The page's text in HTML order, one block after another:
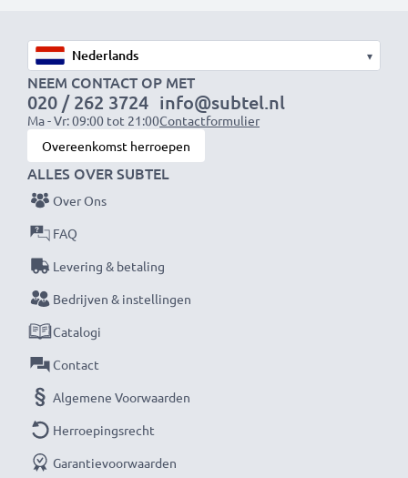
✔Overal zorgeloos onderweg gebruiken
- De lange
accuduur neemt de zorgen van het opladen weg
Vervangende draadloze headphone batterij
SennheiserHDR110, HDR120, HDR160, HDR220:
Merk: subtel vervangende batterij
Capaciteit: 2x 1000mAh AAA
Spanning
Celtype : NiMH
★ 3 Jaar Garantie ★
Als internationale vakhandelaar sinds 2004 weten wij
waarom het draait bij hoogwaardige producten.
Daarom bieden wij 36 maanden garantie!
▾
NEEM CONTACT OP MET
020 / 262 3724
Ma - Vr: 09:00 tot 21:00
info@subtel.nl
Contactformulier
Overeenkomst herroepen
ALLES OVER SUBTEL
Over Ons
FAQ
Levering & betaling
Bedrijven & instellingen
Catalogi
Contact
Algemene Voorwaarden
Herroepingsrecht
Garantievoorwaarden